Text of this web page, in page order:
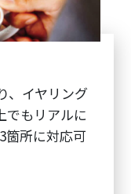
、イヤリング
でもリアルに
箇所に対応可